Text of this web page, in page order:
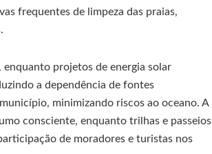
frequentes de limpeza das praias,
projetos de energia solar
a dependência de fontes
minimizando riscos ao oceano. A
consciente, enquanto trilhas e passeios
de moradores e turistas nos